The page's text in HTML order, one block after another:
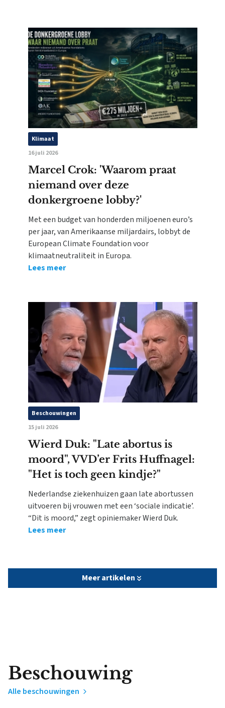
Klimaat
16 juli 2026
Marcel Crok: 'Waarom praat
niemand over deze
donkergroene lobby?'
Met een budget van honderden miljoenen euro’s
per jaar, van Amerikaanse miljardairs, lobbyt de
European Climate Foundation voor
klimaatneutraliteit in Europa.
Lees meer
Beschouwingen
15 juli 2026
Wierd Duk: "Late abortus is
moord", VVD’er Frits Huffnagel:
"Het is toch geen kindje?"
Nederlandse ziekenhuizen gaan late abortussen
uitvoeren bij vrouwen met een ‘sociale indicatie’.
“Dit is moord,” zegt opiniemaker Wierd Duk.
Lees meer
Meer artikelen
Beschouwing
Alle beschouwingen